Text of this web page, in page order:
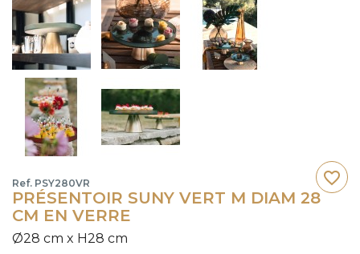
Ref. PSY280VR
PRÉSENTOIR SUNY VERT M DIAM 28
CM EN VERRE
Ø28 cm x H28 cm
favorite_border